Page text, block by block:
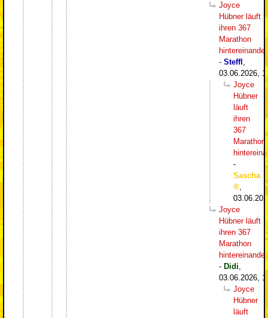
Joyce
Hübner läuft
ihren 367
Marathon
hintereinander
- Steffl ,
03.06.2026,
Joyce
Hübner
läuft
ihren
367
Marathon
-
Sascha
,
Joyce
Hübner läuft
ihren 367
Marathon
hintereinander
- Didi,
03.06.2026,
Joyce
Hübner
läuft